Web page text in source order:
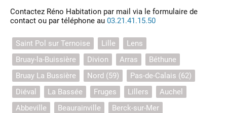
Contactez Réno Habitation par mail via le formulaire de
contact ou par téléphone au 03.21.41.15.50
Saint Pol sur Ternoise Lille
Lens
Bruay-la-Buissière
Divion Arras
Béthune
Bruay La Bussière
Nord (59)
Pas-de-Calais (62)
Diéval
La Bassée Fruges Lillers
Auchel
Abbeville
Beaurainville
Berck-sur-Mer